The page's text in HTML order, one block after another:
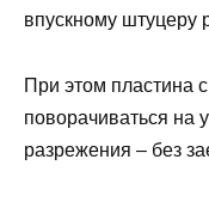
впускному штуцеру
При этом пластина
поворачиваться на
разрежения – без